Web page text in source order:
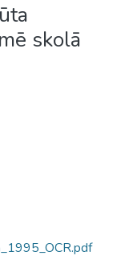
skolā